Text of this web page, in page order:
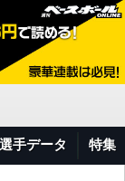
選手データ 特集